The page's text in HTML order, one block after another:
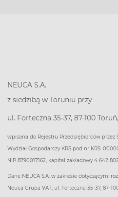
NEUCA S.A.
z siedzibą w Toruniu przy
ul. Forteczna 35-37, 87-100 Toruń,
wpisana do Rejestru Przedsiębiorców przez
Wydział Gospodarczy KRS pod nr KRS:
NIP 8790017162, kapitał zakładowy 4 642
Dane NEUCA S.A. w zakresie dotyczącym:
Neuca Grupa VAT, ul. Forteczna 35-37, 87-